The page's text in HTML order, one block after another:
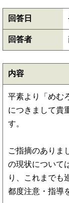
回答日
回答者
内容
平素より「めむ
につきまして貴
す。
ご指摘のありま
の現状について
り、これまでも
都度注意・指導